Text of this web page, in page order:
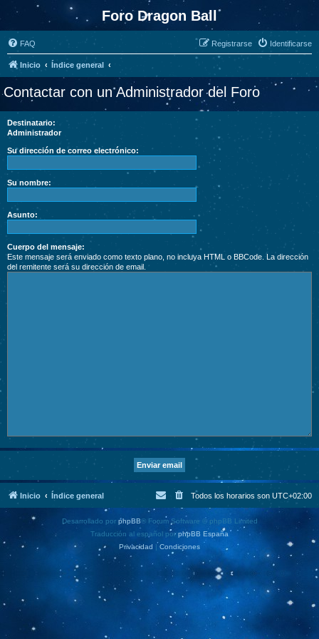
Foro Dragon Ball
FAQ Identificarse
Registrarse
Inicio Índice general
Contactar con un Administrador del Foro
Destinatario:
Administrador
Su dirección de correo electrónico:
Su nombre:
Asunto:
Cuerpo del mensaje:
Este mensaje será enviado como texto plano, no incluya HTML o BBCode. La dirección
del remitente será su dirección de email.
Inicio Índice general Todos los horarios son UTC+02:00
Desarrollado por phpBB® Forum Software © phpBB Limited
Traducción al español por phpBB España
Privacidad | Condiciones